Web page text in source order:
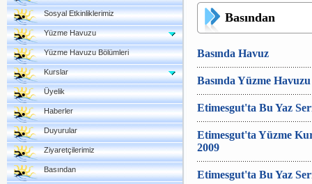
Sosyal Etkinliklerimiz
Yüzme Havuzu
Yüzme Havuzu Bölümleri
Kurslar
Üyelik
Haberler
Duyurular
Ziyaretçilerimiz
Basından
Basından
Basında Havuz
Basında Yüzme Havuzu
Etimesgut'ta Bu Yaz
Etimesgut'ta Yüzme
2009
Etimesgut'ta Bu Yaz